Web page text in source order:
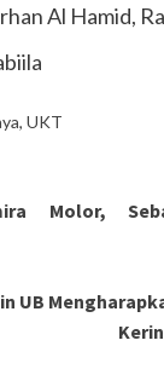
Al Hamid,
, UKT
Molor,
UB